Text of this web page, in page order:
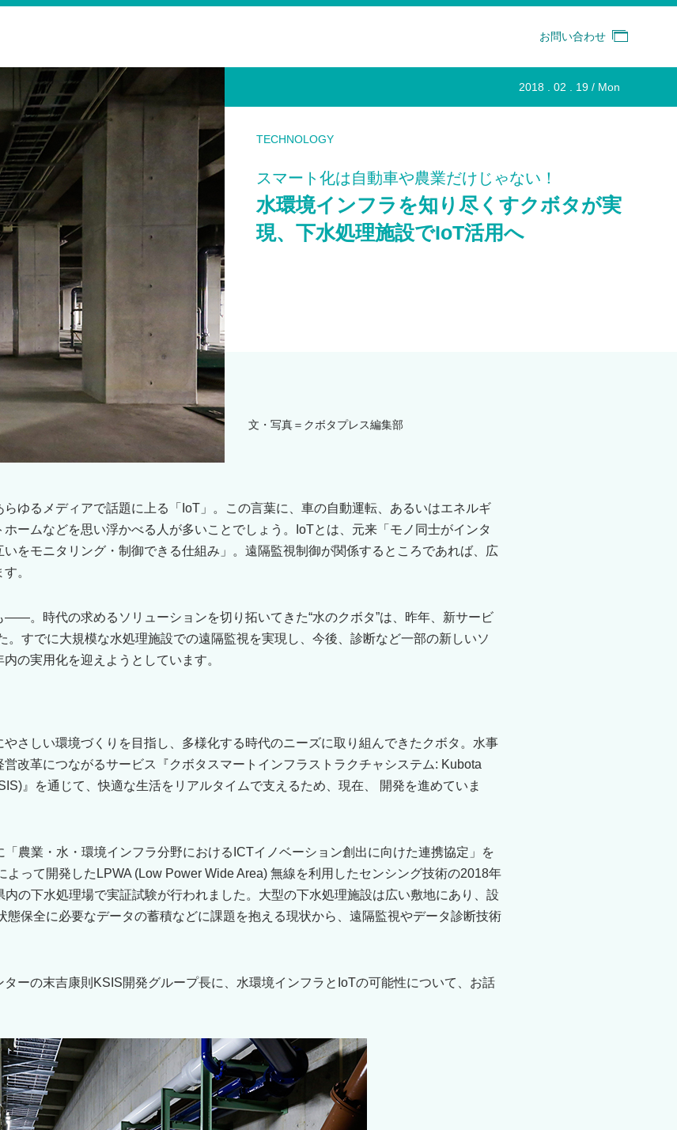
お問い合わせ
TECHNOLOGY
スマート化は自動車や農業だけじゃない！
水環境インフラを知り尽くすクボタが実
現、下水処理施設でIoT活用へ
2018 . 02 . 19 / Mon
文・写真＝クボタプレス編集部
ゆるメディアで話題に上る「IoT」。この言葉に、車の自動運転、あるいはエネルギ
ームなどを思い浮かべる人が多いことでしょう。IoTとは、元来「モノ同士がインタ
をモニタリング・制御できる仕組み」。遠隔監視制御が関係するところであれば、広
。
。時代の求めるソリューションを切り拓いてきた“⽔のクボタ”は、昨年、新サービ
。すでに大規模な水処理施設での遠隔監視を実現し、今後、診断など一部の新しいソ
の実用化を迎えようとしています。
さしい環境づくりを目指し、多様化する時代のニーズに取り組んできたクボタ。水事
改革につながるサービス『クボタスマートインフラストラクチャシステム: Kubota
』を通じて、快適な生活をリアルタイムで支えるため、現在、 開発を進めていま
農業・水・環境インフラ分野におけるICTイノベーション創出に向けた連携協定」を
よって開発したLPWA (Low Power Wide Area) 無線を利用したセンシング技術の2018年
の下水処理場で実証試験が行われました。大型の下水処理施設は広い敷地にあり、設
態保全に必要なデータの蓄積などに課題を抱える現状から、遠隔監視やデータ診断技術
ーの末吉康則KSIS開発グループ長に、水環境インフラとIoTの可能性について、お話